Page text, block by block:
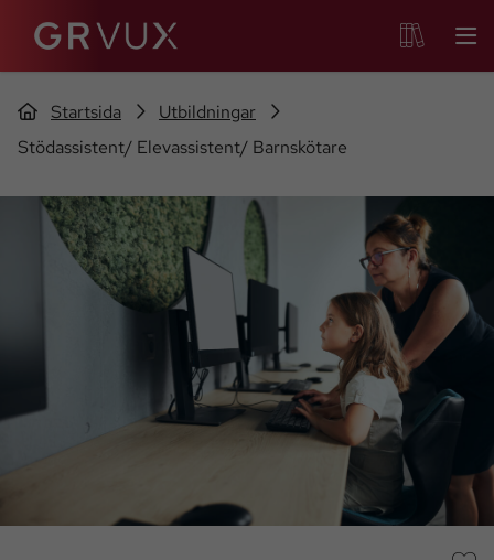
Startsida
Utbildningar
Stödassistent/ Elevassistent/ Barnskötare